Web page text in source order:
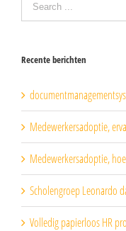
Recente berichten
Medewerkersadoptie,
Medewerkersadoptie,
Scholengroep Leonardo
Volledig papierloos HR